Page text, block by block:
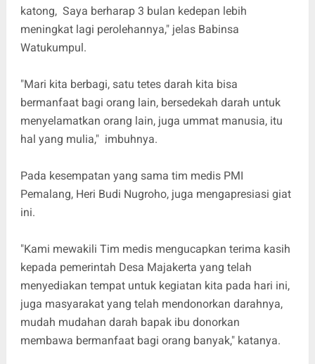
katong, Saya berharap 3 bulan kedepan lebih
meningkat lagi perolehannya," jelas Babinsa
Watukumpul.
"Mari kita berbagi, satu tetes darah kita bisa
bermanfaat bagi orang lain, bersedekah darah untuk
menyelamatkan orang lain, juga ummat manusia, itu
hal yang mulia," imbuhnya.
Pada kesempatan yang sama tim medis PMI
Pemalang, Heri Budi Nugroho, juga mengapresiasi giat
ini.
"Kami mewakili Tim medis mengucapkan terima kasih
kepada pemerintah Desa Majakerta yang telah
menyediakan tempat untuk kegiatan kita pada hari ini,
juga masyarakat yang telah mendonorkan darahnya,
mudah mudahan darah bapak ibu donorkan
membawa bermanfaat bagi orang banyak," katanya.